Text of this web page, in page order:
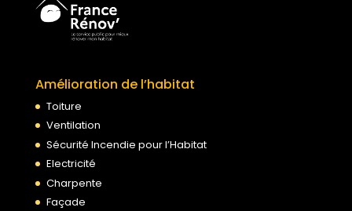
Amélioration de l’habitat
Toiture
Ventilation
Sécurité Incendie pour l’Habitat
Electricité
Charpente
Façade